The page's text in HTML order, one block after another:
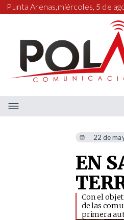
Punta Arenas,miércoles, 5 de
22 de
EN
Con el
de las
primera